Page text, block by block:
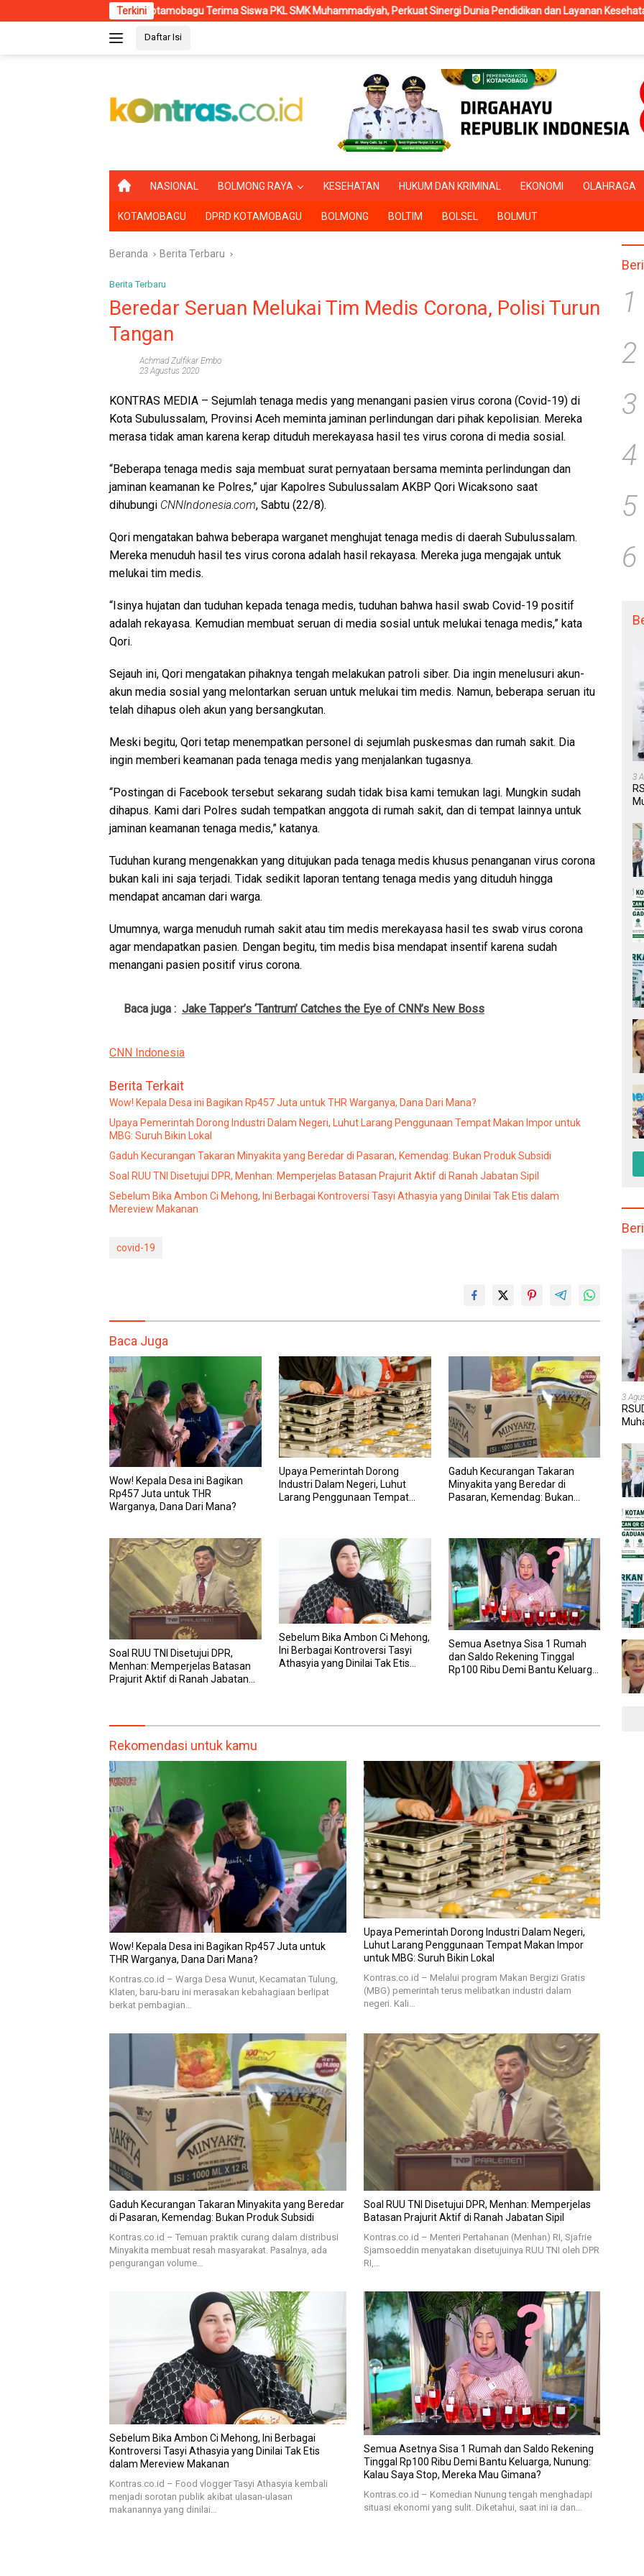
ke
Terkini
RSUD Kotamobagu Terima Siswa PKL SMK Muhammadiyah, Perkuat Sinergi Dunia Pendidikan dan Layanan Kesehatan RSUD
Daftar Isi
B
R
A
D
NASIONAL BOLMONG RAYA KESEHATAN HUKUM DAN KRIMINAL EKONOMI OLAHRAGA
KOTAMOBAGU DPRD KOTAMOBAGU BOLMONG BOLTIM BOLSEL BOLMUT
Beranda Berita Terbaru
Berita Terbaru
Beredar Seruan Melukai Tim Medis Corona, Polisi Turun
Tangan
Achmad Zulfikar Embo
23 Agustus 2020
KONTRAS MEDIA – Sejumlah tenaga medis yang menangani pasien virus corona (Covid-19) di
Kota Subulussalam, Provinsi Aceh meminta jaminan perlindungan dari pihak kepolisian. Mereka
merasa tidak aman karena kerap dituduh merekayasa hasil tes virus corona di media sosial.
“Beberapa tenaga medis saja membuat surat pernyataan bersama meminta perlindungan dan
jaminan keamanan ke Polres,” ujar Kapolres Subulussalam AKBP Qori Wicaksono saat
dihubungi CNNIndonesia.com, Sabtu (22/8).
Qori mengatakan bahwa beberapa warganet menghujat tenaga medis di daerah Subulussalam.
Mereka menuduh hasil tes virus corona adalah hasil rekayasa. Mereka juga mengajak untuk
melukai tim medis.
“Isinya hujatan dan tuduhan kepada tenaga medis, tuduhan bahwa hasil swab Covid-19 positif
adalah rekayasa. Kemudian membuat seruan di media sosial untuk melukai tenaga medis,” kata
Qori.
Sejauh ini, Qori mengatakan pihaknya tengah melakukan patroli siber. Dia ingin menelusuri akun-
akun media sosial yang melontarkan seruan untuk melukai tim medis. Namun, beberapa seruan itu
telah dihapus oleh akun yang bersangkutan.
Meski begitu, Qori tetap menempatkan personel di sejumlah puskesmas dan rumah sakit. Dia
ingin memberi keamanan pada tenaga medis yang menjalankan tugasnya.
“Postingan di Facebook tersebut sekarang sudah tidak bisa kami temukan lagi. Mungkin sudah
dihapus. Kami dari Polres sudah tempatkan anggota di rumah sakit, dan di tempat lainnya untuk
jaminan keamanan tenaga medis,” katanya.
Tuduhan kurang mengenakkan yang ditujukan pada tenaga medis khusus penanganan virus corona
bukan kali ini saja terjadi. Tidak sedikit laporan tentang tenaga medis yang dituduh hingga
mendapat ancaman dari warga.
Umumnya, warga menuduh rumah sakit atau tim medis merekayasa hasil tes swab virus corona
agar mendapatkan pasien. Dengan begitu, tim medis bisa mendapat insentif karena sudah
menangani pasien positif virus corona.
Baca juga : Jake Tapper’s ‘Tantrum’ Catches the Eye of CNN’s New Boss
CNN Indonesia
Berita Terkait
Wow! Kepala Desa ini Bagikan Rp457 Juta untuk THR Warganya, Dana Dari Mana?
Upaya Pemerintah Dorong Industri Dalam Negeri, Luhut Larang Penggunaan Tempat Makan Impor untuk
MBG: Suruh Bikin Lokal
Gaduh Kecurangan Takaran Minyakita yang Beredar di Pasaran, Kemendag: Bukan Produk Subsidi
Soal RUU TNI Disetujui DPR, Menhan: Memperjelas Batasan Prajurit Aktif di Ranah Jabatan Sipil
Sebelum Bika Ambon Ci Mehong, Ini Berbagai Kontroversi Tasyi Athasyia yang Dinilai Tak Etis dalam
Mereview Makanan
covid-19
Baca Juga
Wow! Kepala Desa ini Bagikan
Rp457 Juta untuk THR
Warganya, Dana Dari Mana?
Upaya Pemerintah Dorong
Industri Dalam Negeri, Luhut
Larang Penggunaan Tempat
Gaduh Kecurangan Takaran
Minyakita yang Beredar di
Pasaran, Kemendag: Bukan
Soal RUU TNI Disetujui DPR,
Menhan: Memperjelas Batasan
Prajurit Aktif di Ranah Jabatan
Sebelum Bika Ambon Ci Mehong,
Ini Berbagai Kontroversi Tasyi
Athasyia yang Dinilai Tak Etis
Semua Asetnya Sisa 1 Rumah
dan Saldo Rekening Tinggal
Rp100 Ribu Demi Bantu Keluarga,
Rekomendasi untuk kamu
Wow! Kepala Desa ini Bagikan Rp457 Juta untuk
THR Warganya, Dana Dari Mana?
Kontras.co.id – Warga Desa Wunut, Kecamatan Tulung,
Klaten, baru-baru ini merasakan kebahagiaan berlipat
berkat pembagian…
Upaya Pemerintah Dorong Industri Dalam Negeri,
Luhut Larang Penggunaan Tempat Makan Impor
untuk MBG: Suruh Bikin Lokal
Kontras.co.id – Melalui program Makan Bergizi Gratis
(MBG) pemerintah terus melibatkan industri dalam
negeri. Kali…
Gaduh Kecurangan Takaran Minyakita yang Beredar
di Pasaran, Kemendag: Bukan Produk Subsidi
Kontras.co.id – Temuan praktik curang dalam distribusi
Minyakita membuat resah masyarakat. Pasalnya, ada
pengurangan volume…
Soal RUU TNI Disetujui DPR, Menhan: Memperjelas
Batasan Prajurit Aktif di Ranah Jabatan Sipil
Kontras.co.id – Menteri Pertahanan (Menhan) RI, Sjafrie
Sjamsoeddin menyatakan disetujuinya RUU TNI oleh DPR
RI,…
Sebelum Bika Ambon Ci Mehong, Ini Berbagai
Kontroversi Tasyi Athasyia yang Dinilai Tak Etis
dalam Mereview Makanan
Kontras.co.id – Food vlogger Tasyi Athasyia kembali
menjadi sorotan publik akibat ulasan-ulasan
makanannya yang dinilai…
Semua Asetnya Sisa 1 Rumah dan Saldo Rekening
Tinggal Rp100 Ribu Demi Bantu Keluarga, Nunung:
Kalau Saya Stop, Mereka Mau Gimana?
Kontras.co.id – Komedian Nunung tengah menghadapi
situasi ekonomi yang sulit. Diketahui, saat ini ia dan…
1
2
3
4
5
6
3
3